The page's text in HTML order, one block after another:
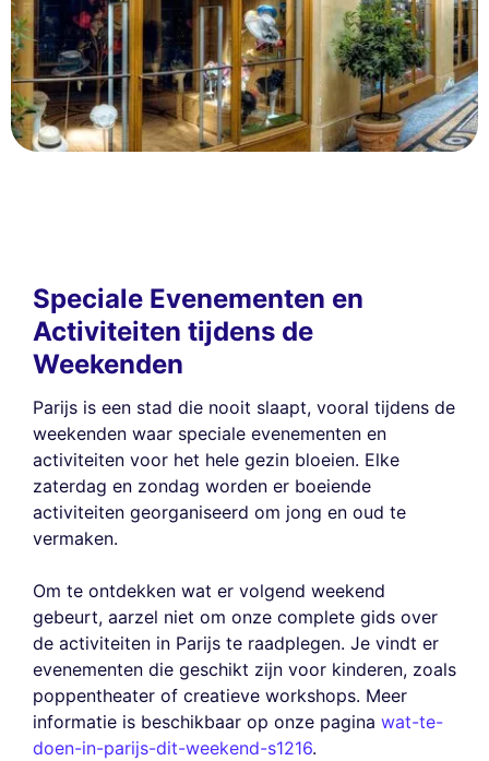
Speciale Evenementen en
Activiteiten tijdens de
Weekenden
Parijs is een stad die nooit slaapt, vooral tijdens de
weekenden waar speciale evenementen en
activiteiten voor het hele gezin bloeien. Elke
zaterdag en zondag worden er boeiende
activiteiten georganiseerd om jong en oud te
vermaken.
Om te ontdekken wat er volgend weekend
gebeurt, aarzel niet om onze complete gids over
de activiteiten in Parijs te raadplegen. Je vindt er
evenementen die geschikt zijn voor kinderen, zoals
poppentheater of creatieve workshops. Meer
informatie is beschikbaar op onze pagina wat-te-
doen-in-parijs-dit-weekend-s1216.